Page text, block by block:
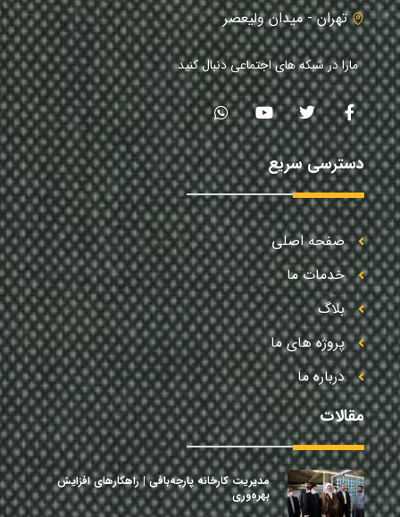
تهران - میدان ولیعصر
مارا در شبکه های اجتماعی دنبال کنید
دسترسی سریع
صفحه اصلی
خدمات ما
بلاگ
پروژه های ما
درباره ما
مقالات
مدیریت کارخانه پارچه‌بافی | راهکارهای افزایش
بهره‌وری